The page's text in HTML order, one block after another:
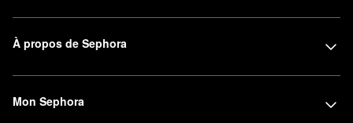
À propos de Sephora
Mon Sephora